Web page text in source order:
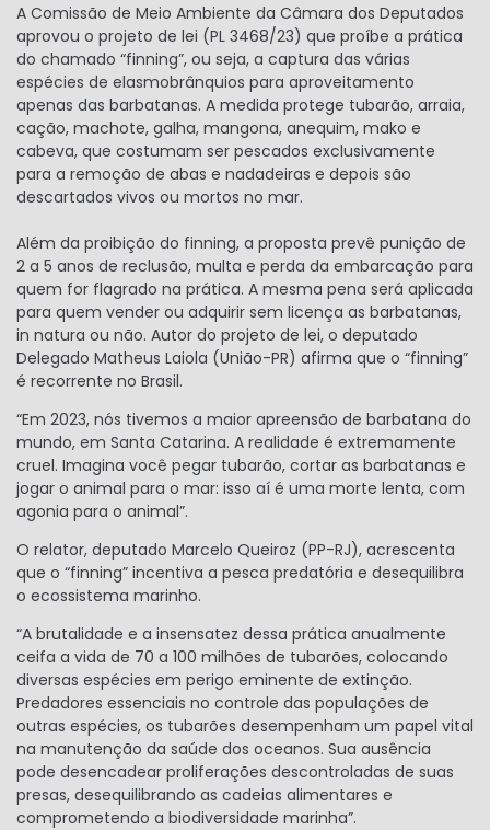
A Comissão de Meio Ambiente da Câmara dos Deputados
aprovou o projeto de lei (PL 3468/23) que proíbe a prática
do chamado “finning”, ou seja, a captura das várias
espécies de elasmobrânquios para aproveitamento
apenas das barbatanas. A medida protege tubarão, arraia,
cação, machote, galha, mangona, anequim, mako e
cabeva, que costumam ser pescados exclusivamente
para a remoção de abas e nadadeiras e depois são
descartados vivos ou mortos no mar.
Além da proibição do finning, a proposta prevê punição de
2 a 5 anos de reclusão, multa e perda da embarcação para
quem for flagrado na prática. A mesma pena será aplicada
para quem vender ou adquirir sem licença as barbatanas,
in natura ou não. Autor do projeto de lei, o deputado
Delegado Matheus Laiola (União-PR) afirma que o “finning”
é recorrente no Brasil.
“Em 2023, nós tivemos a maior apreensão de barbatana do
mundo, em Santa Catarina. A realidade é extremamente
cruel. Imagina você pegar tubarão, cortar as barbatanas e
jogar o animal para o mar: isso aí é uma morte lenta, com
agonia para o animal”.
O relator, deputado Marcelo Queiroz (PP-RJ), acrescenta
que o “finning” incentiva a pesca predatória e desequilibra
o ecossistema marinho.
“A brutalidade e a insensatez dessa prática anualmente
ceifa a vida de 70 a 100 milhões de tubarões, colocando
diversas espécies em perigo eminente de extinção.
Predadores essenciais no controle das populações de
outras espécies, os tubarões desempenham um papel vital
na manutenção da saúde dos oceanos. Sua ausência
pode desencadear proliferações descontroladas de suas
presas, desequilibrando as cadeias alimentares e
comprometendo a biodiversidade marinha”.